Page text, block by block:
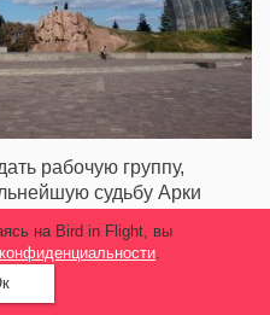
рабочую группу,
судьбу Арки
на Bird in Flight, вы
.